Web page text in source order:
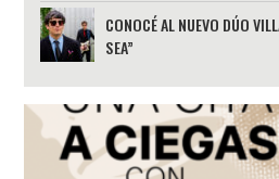
CONOCÉ AL NUEVO DÚO
SEA”